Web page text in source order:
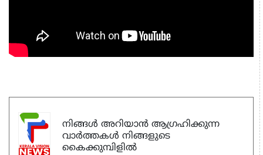
നിങ്ങൾ അറിയാൻ ആഗ്രഹിക്കുന്ന
വാർത്തകൾ നിങ്ങളുടെ
കൈക്കുമ്പിളിൽ